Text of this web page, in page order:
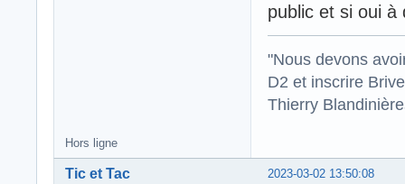
public et si oui à
"Nous devons
D2 et inscrire
Thierry
Hors ligne
2023-03-02 13:50:08
Tic et Tac